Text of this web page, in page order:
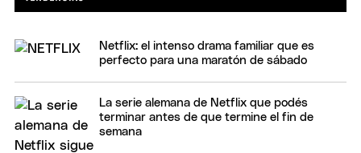
Netflix: el intenso drama familiar que es
perfecto para una maratón de sábado
La serie alemana de Netflix que podés
terminar antes de que termine el fin de
semana